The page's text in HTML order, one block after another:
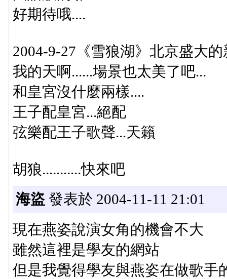
好期待哦....
2004-9-27《雪狼湖》北京盛大
我的天啊......場景也太美了吧...
和皇宮沒什麼兩樣....
王子配皇宮...絕配
弦樂配王子歌聲...天籟
胡狼...........快來吧
海盜發表於 2004-11-11 21:01
現在燕姿說演女角的機會不大
雖然這裡是學友的網站
但是我覺得學友與燕姿在做歌手